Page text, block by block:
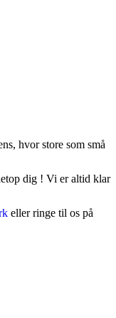
hvor store som små
dig ! Vi er altid klar
eller ringe til os på